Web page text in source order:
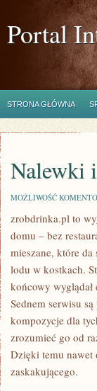
Portal
STRONA GŁÓWNA
Nalewki
MOŻLIWOŚĆ
zrobdrinka.pl to
domu – bez
mieszane, które
lodu w kostkach.
końcowy
Sednem serwisu
kompozycje dla
zrozumieć go od
Dzięki temu nawet
zaskakującego.